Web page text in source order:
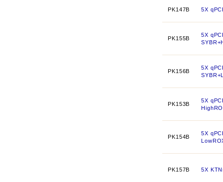
PK147B 5X
PK155B
5X
PK156B
5X
PK153B
5X
PK154B
5X
PK157B 5X